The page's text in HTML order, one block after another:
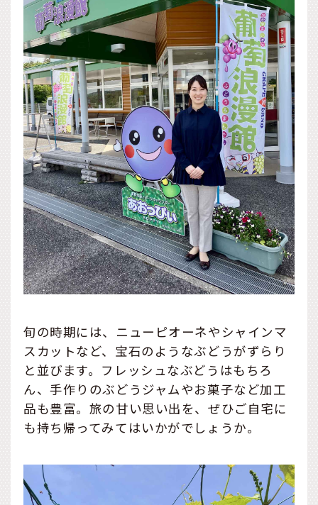
旬の時期には、ニューピオーネやシャインマ
スカットなど、宝石のようなぶどうがずらり
と並びます。フレッシュなぶどうはもちろ
ん、手作りのぶどうジャムやお菓子など加工
品も豊富。旅の甘い思い出を、ぜひご自宅に
も持ち帰ってみてはいかがでしょうか。